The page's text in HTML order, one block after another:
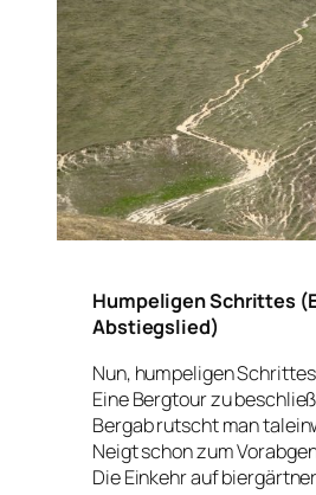
Humpeligen Schrittes
Abstiegslied)
Nun, humpeligen Schrittes
Eine Bergtour zu
Bergab rutscht man
Neigt schon zum
Die Einkehr auf